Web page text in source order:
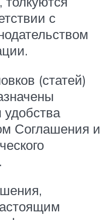
с
(статей)
Соглашения и